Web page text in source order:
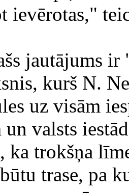
ievērotas,"
jautājums
kurš N.
uz visām
valsts
ka trokšņa
trase, pa